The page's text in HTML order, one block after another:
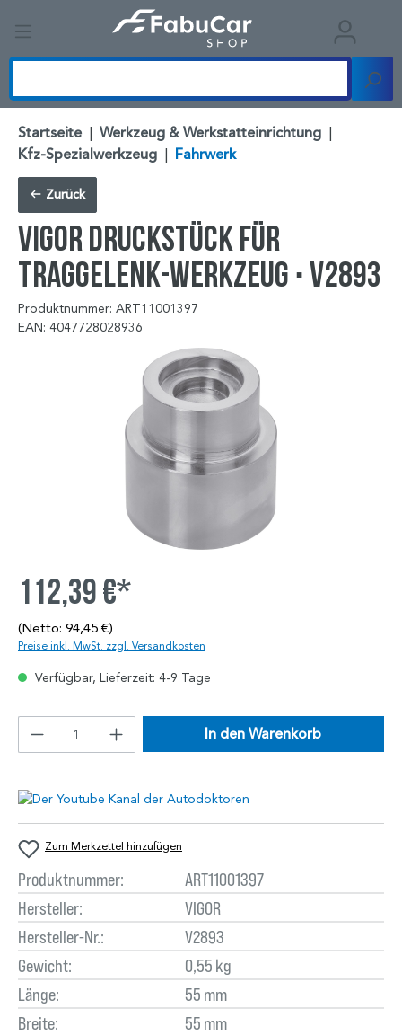
Startseite | Werkzeug & Werkstatteinrichtung |
Kfz-Spezialwerkzeug | Fahrwerk
Zurück
VIGOR Druckstück für
Traggelenk-Werkzeug ∙ V2893
Produktnummer: ART11001397
EAN: 4047728028936
112,39 €*
(Netto: 94,45 €)
Preise inkl. MwSt. zzgl. Versandkosten
Verfügbar, Lieferzeit: 4-9 Tage
In den Warenkorb
Zum Merkzettel hinzufügen
Produktnummer:
ART11001397
Hersteller:
VIGOR
Hersteller-Nr.:
V2893
Gewicht:
0,55 kg
Länge:
55 mm
Breite:
55 mm